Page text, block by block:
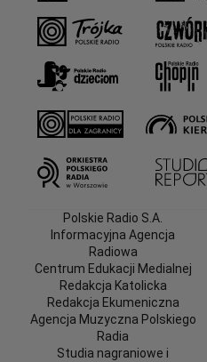
Polskie Radio S.A.
Informacyjna Agencja
Radiowa
Centrum Edukacji Medialnej
Redakcja Katolicka
Redakcja Ekumeniczna
Agencja Muzyczna Polskiego
Radia
Studia nagraniowe i